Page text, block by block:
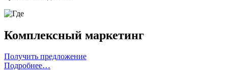
Комплексный маркетинг
Получить предложение
Подробнее…